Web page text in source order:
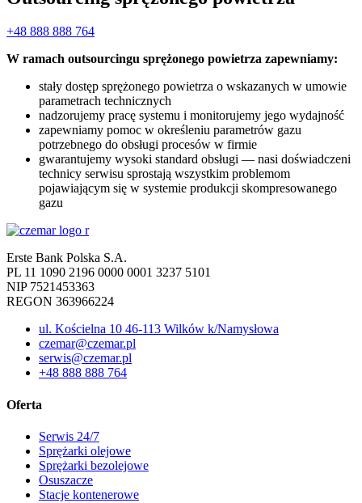
+48 888 888 764
W ramach outsourcingu sprężonego powietrza zapewniamy:
stały dostęp sprężonego powietrza o wskazanych w umowie
parametrach technicznych
nadzorujemy pracę systemu i monitorujemy jego wydajność
zapewniamy pomoc w określeniu parametrów gazu
potrzebnego do obsługi procesów w firmie
gwarantujemy wysoki standard obsługi — nasi doświadczeni
technicy serwisu sprostają wszystkim problemom
pojawiającym się w systemie produkcji skompresowanego
gazu
Erste Bank Polska S.A.
PL 11 1090 2196 0000 0001 3237 5101
NIP 7521453363
REGON 363966224
ul. Kościelna 10 46-113 Wilków k/Namysłowa
czemar@czemar.pl
serwis@czemar.pl
+48 888 888 764
Oferta
Serwis 24/7
Sprężarki olejowe
Sprężarki bezolejowe
Osuszacze
Stacje kontenerowe